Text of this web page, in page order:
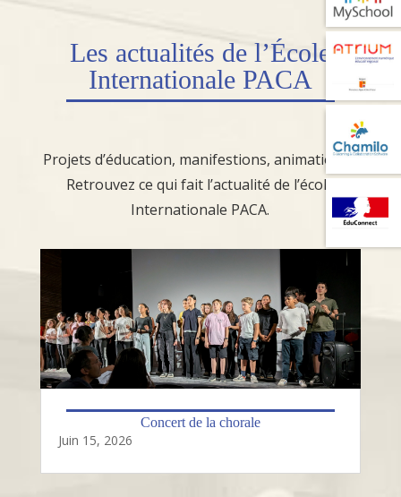
Les actualités de l’École
Internationale PACA
Projets d’éducation, manifestions, animations...
Retrouvez ce qui fait l’actualité de l’école
Internationale PACA.
Concert de la chorale
Juin 15, 2026